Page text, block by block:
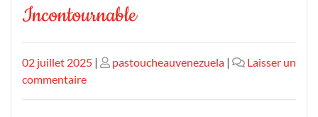
Incontournable
Publié
le
02 juillet 2025 | Publié
pastoucheauvenezuela |
Laisser un
commentairesur